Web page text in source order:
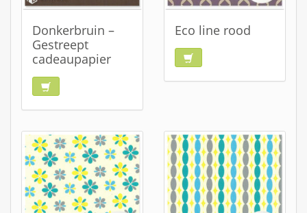
Donkerbruin –
Gestreept
cadeaupapier
Eco line rood